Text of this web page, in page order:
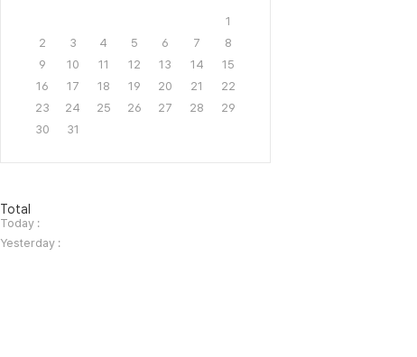
1
2
3 4 5 6 7
8
9
10 11 12 13 14
15
16
17 18 19 20 21
22
23
24 25 26 27 28
29
30
31
방
문
자
수
Total
Today :
Yesterday :